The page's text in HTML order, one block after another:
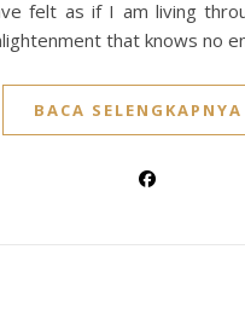
felt as if I am living
that knows no
BACA SELENGKAPNYA